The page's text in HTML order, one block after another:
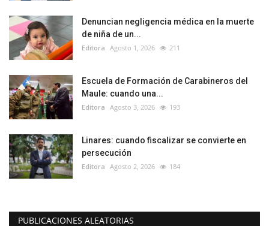
Denuncian negligencia médica en la muerte
de niña de un...
Editora Agosto 1, 2026 211
Escuela de Formación de Carabineros del
Maule: cuando una...
Editora Agosto 3, 2026 193
Linares: cuando fiscalizar se convierte en
persecución
Editora Agosto 2, 2026 184
PUBLICACIONES ALEATORIAS